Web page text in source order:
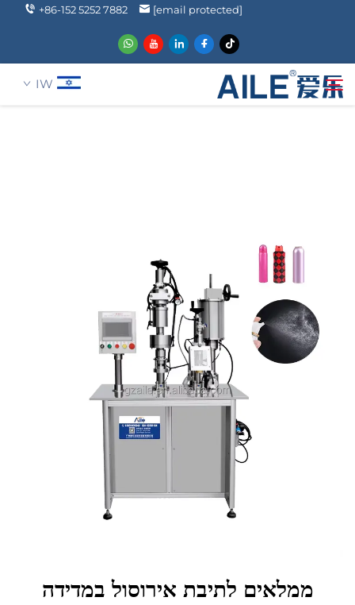
+86-152 5252 7882 [email protected]
IW
חֲדָשִים
שאלה נפוצה
ממלאים לתיבת אירוסול במדידה